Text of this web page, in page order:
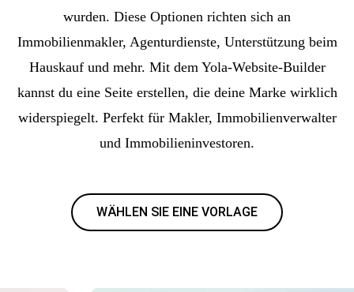
wurden. Diese Optionen richten sich an
Immobilienmakler, Agenturdienste, Unterstützung beim
Hauskauf und mehr. Mit dem Yola-Website-Builder
kannst du eine Seite erstellen, die deine Marke wirklich
widerspiegelt. Perfekt für Makler, Immobilienverwalter
und Immobilieninvestoren.
WÄHLEN SIE EINE VORLAGE